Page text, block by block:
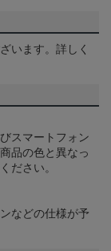
います。詳しく
スマートフォン
品の色と異なっ
ださい。
などの仕様が予